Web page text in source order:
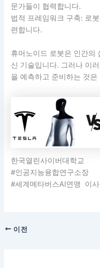
문가들이 협력합니다.
법적 프레임워크 구축: 로
련합니다.
휴머노이드 로봇은 인간의
신 기술입니다. 그러나 이
을 예측하고 준비하는 것
한국열린사이버대학교
#인공지능융합연구소장
#세계메타버스AI연맹 이
이전